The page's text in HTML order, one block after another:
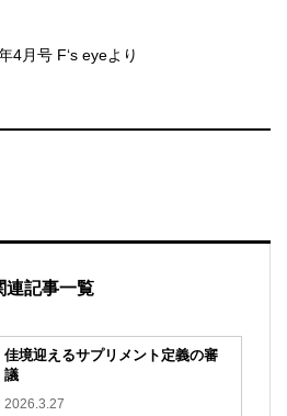
4月号 F‘s eyeより
連記事一覧
佳境迎えるサプリメント定義の審
議
2026.3.27